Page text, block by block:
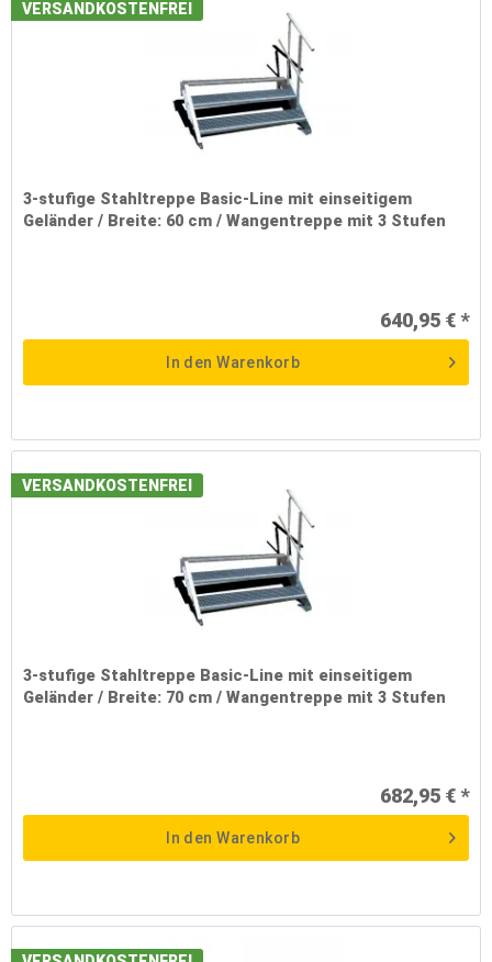
VERSANDKOSTENFREI
3-stufige Stahltreppe Basic-Line mit einseitigem
Geländer / Breite: 60 cm / Wangentreppe mit 3 Stufen
640,95 € *
In den Warenkorb
VERSANDKOSTENFREI
3-stufige Stahltreppe Basic-Line mit einseitigem
Geländer / Breite: 70 cm / Wangentreppe mit 3 Stufen
682,95 € *
In den Warenkorb